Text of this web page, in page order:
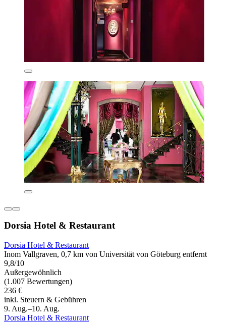
Dorsia Hotel & Restaurant
Dorsia Hotel & Restaurant
Inom Vallgraven, 0,7 km von Universität von Göteburg entfernt
9,8/10
Außergewöhnlich
(1.007 Bewertungen)
236 €
inkl. Steuern & Gebühren
9. Aug.–10. Aug.
Dorsia Hotel & Restaurant